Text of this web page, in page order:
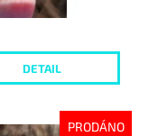
DETAIL
PRODÁNO